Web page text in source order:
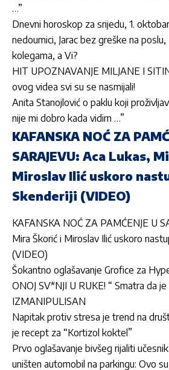
…”
Dnevni horoskop za srijedu, 1.
nedoumici, Jarac bez greške na
kolegama, a Vi?
HIT UPOZNAVANJE MILJANE I
ovog videa svi su se nasmijali!
Anita Stanojlović o paklu koji
nije mi dobro kada vidim …”
KAFANSKA NOĆ ZA
SARAJEVU: Aca Lukas,
Miroslav Ilić uskoro
Skenderiji (VIDEO)
KAFANSKA NOĆ ZA PAMĆENJE U
Mira Škorić i Miroslav Ilić uskoro
(VIDEO)
Šokantno oglašavanje Grofice za
ONOJ SV*NJI U RUKE! “ Smatra da
IZMANIPULISAN
Napitak protiv stresa je trend na
je recept za “Kortizol koktel”
Prvo oglašavanje bivšeg rijaliti
uništen automobil na parkingu: Ovo